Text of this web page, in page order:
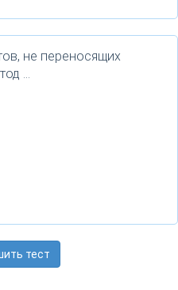
не переносящих
…
тест